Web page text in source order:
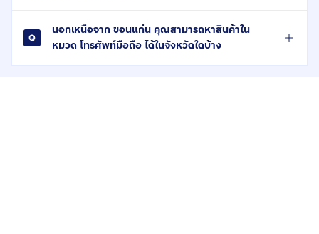
นอกเหนือจาก ขอนแก่น คุณสามารถหาสินค้าใน
หมวด โทรศัพท์มือถือ ได้ในจังหวัดใดบ้าง